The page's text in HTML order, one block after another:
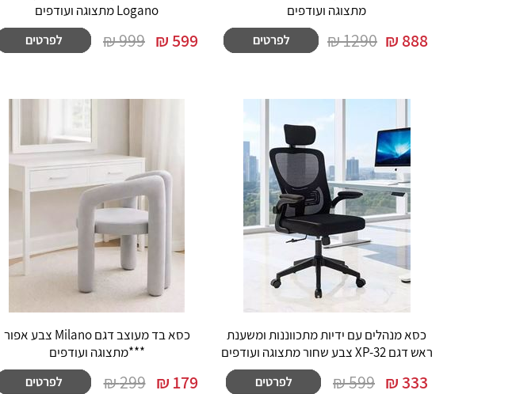
מתצוגה ועודפים
888
₪
1290 ₪
Logano מתצוגה ועודפים
599
₪
999 ₪
כסא מנהלים עם ידיות מתכווננות ומשענת
ראש דגם XP-32 צבע שחור מתצוגה ועודפים
333
₪
599 ₪
כסא בד מעוצב דגם Milano צבע אפור
***מתצוגה ועודפים
179
₪
299 ₪